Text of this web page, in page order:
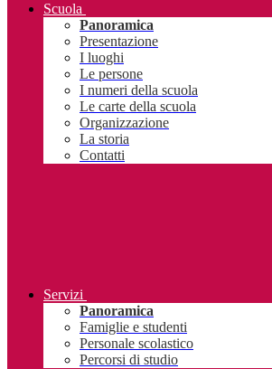
Scuola
Panoramica
Presentazione
I luoghi
Le persone
I numeri della scuola
Le carte della scuola
Organizzazione
La storia
Contatti
Servizi
Panoramica
Famiglie e studenti
Personale scolastico
Percorsi di studio